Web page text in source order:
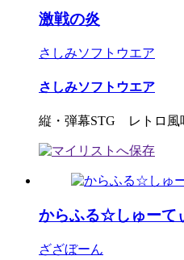
激戦の炎
さしみソフトウエア
さしみソフトウエア
縦・弾幕STG レトロ風
からふる☆しゅーて
ざざぼーん